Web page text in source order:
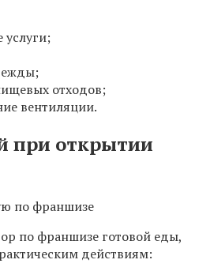
отходов;
вентиляции.
при открытии
по франшизе готовой еды,
действиям: